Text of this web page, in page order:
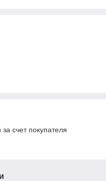
счет покупателя